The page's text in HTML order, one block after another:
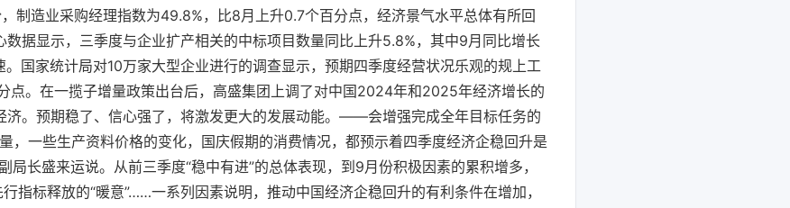
制造业采购经理指数为49.8%，比8月上升0.7个百分点，经济景气水平总体有所回
据显示，三季度与企业扩产相关的中标项目数量同比上升5.8%，其中9月同比增长
国家统计局对10万家大型企业进行的调查显示，预期四季度经营状况乐观的规上工
点。在一揽子增量政策出台后，高盛集团上调了对中国2024年和2025年经济增长的
济。预期稳了、信心强了，将激发更大的发展动能。——会增强完成全年目标任务的
，一些生产资料价格的变化，国庆假期的消费情况，都预示着四季度经济企稳回升是
局长盛来运说。从前三季度“稳中有进”的总体表现，到9月份积极因素的累积增多，
指标释放的“暖意”……一系列因素说明，推动中国经济企稳回升的有利条件在增加，